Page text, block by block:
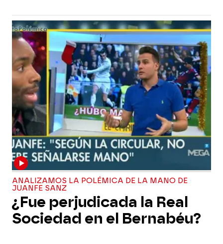
ANALIZAMOS LA POLÉMICA DE LA MANO DE
JUANFE SANZ
¿Fue perjudicada la Real
Sociedad en el Bernabéu?